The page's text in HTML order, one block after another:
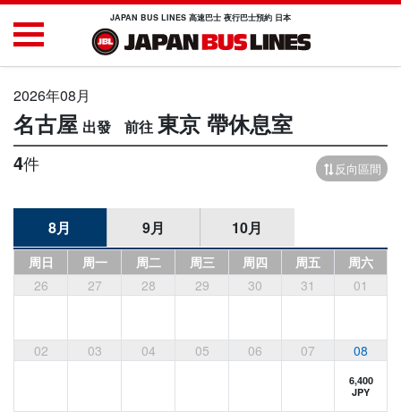
JAPAN BUS LINES 高速巴士 夜行巴士預約 日本
2026年08月
名古屋 東京 帶休息室
4件 反向區間
8月 9月 10月
周日 周一 周二 周三 周四 周五
周六
26
27 28 29 30 31 01
02 03 04 05 06 07 08
6,400
JPY